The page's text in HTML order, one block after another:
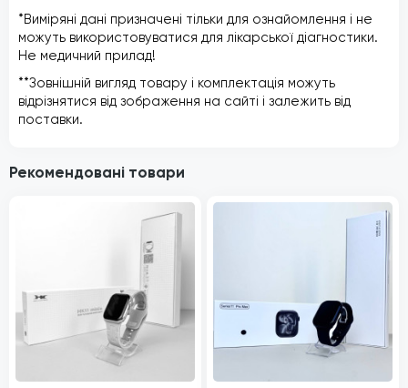
*Виміряні дані призначені тільки для ознайомлення і не
можуть використовуватися для лікарської діагностики.
Не медичний прилад!
**Зовнішній вигляд товару і комплектація можуть
відрізнятися від зображення на сайті і залежить від
поставки.
Рекомендовані товари